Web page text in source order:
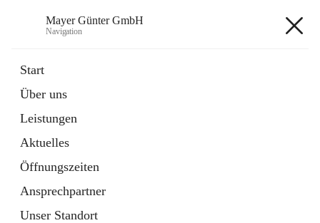
Mayer Günter GmbH
Navigation
Start
Über uns
Leistungen
Aktuelles
Öffnungszeiten
Ansprechpartner
Unser Standort
Artikel
in
Tab
TRANSPORTE
Artikel
öffnet
in
neuem
Tab